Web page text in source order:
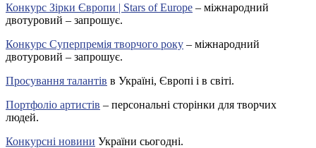
Конкурс Зірки Європи | Stars of Europe – міжнародний
двотуровий – запрошує.
Конкурс Суперпремія творчого року – міжнародний
двотуровий – запрошує.
Просування талантів в Україні, Європі і в світі.
Портфоліо артистів – персональні сторінки для творчих
людей.
Конкурсні новини України сьогодні.